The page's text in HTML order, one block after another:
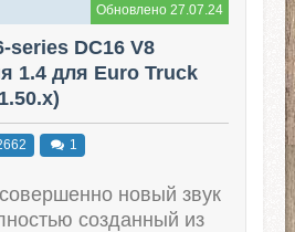
Обновлено 27.07.24
series DC16 V8
1.4 для Euro Truck
1
новый звук
созданный из